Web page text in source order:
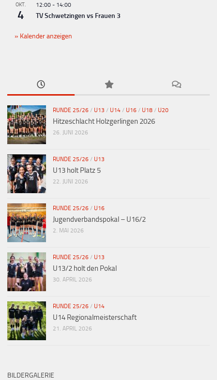
OKT.
4
12:00 - 14:00
TV Schwetzingen vs Frauen 3
Kalender anzeigen
RUNDE 25/26 / U13 / U14 / U16 / U18 / U20
Hitzeschlacht Holzgerlingen 2026
26. JUNI 2026
RUNDE 25/26 / U13
U13 holt Platz 5
22. JUNI 2026
RUNDE 25/26 / U16
Jugendverbandspokal – U16/2
2. MAI 2026
RUNDE 25/26 / U13
U13/2 holt den Pokal
30. APRIL 2026
RUNDE 25/26 / U14
U14 Regionalmeisterschaft
21. APRIL 2026
BILDERGALERIE